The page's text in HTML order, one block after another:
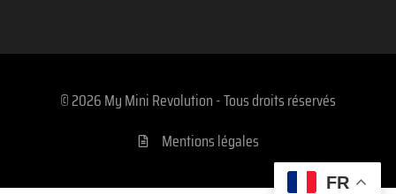
© 2026 My Mini Revolution - Tous droits réservés
Mentions légales
FR